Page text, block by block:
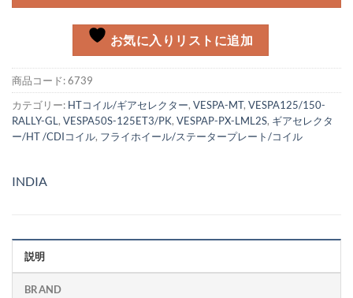
お気に入りリストに追加
商品コード:6739
カテゴリー: HTコイル/ギアセレクター, VESPA-MT, VESPA125/150-
RALLY-GL, VESPA50S-125ET3/PK, VESPAP-PX-LML2S, ギアセレクタ
ー/HT /CDIコイル, フライホイール/ステータープレート/コイル
INDIA
説明
BRAND